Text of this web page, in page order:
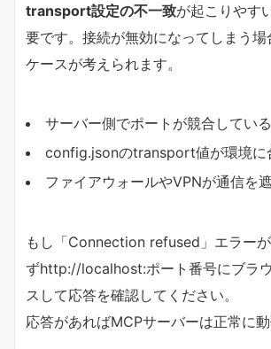
transport設定の不一致が起こりやす
要です。接続が無効になってしまう
ケースが考えられます。
サーバー側でポートが競合している
config.jsonのtransport値が環境に
ファイアウォールやVPNが通信を
もし「Connection refused」エラー
ずhttp://localhost:ポート番号にブラ
スして応答を確認してください。
応答があればMCPサーバーは正常に動